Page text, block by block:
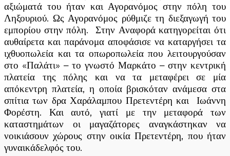
αξιώματά του ήταν και Αγορανόμος στην πόλη του
Ληξουριού. Ως Αγορανόμος ρύθμιζε τη διεξαγωγή του
εμπορίου στην πόλη. Στην Αναφορά κατηγορείται ότι
αυθαίρετα και παράνομα αποφάσισε να καταργήσει τα
ιχθυοπωλεία και τα οπωροπωλεία που λειτουργούσαν
στο «Παλάτι» – το γνωστό Μαρκάτο – στην κεντρική
πλατεία της πόλης και να τα μεταφέρει σε μία
απόκεντρη πλατεία, η οποία βρισκόταν ανάμεσα στα
σπίτια των δρα Χαράλαμπου Πρετεντέρη και Ιωάννη
Φορέστη. Και αυτό, γιατί με την μεταφορά των
καταστημάτων οι μαγαζάτορες αναγκάστηκαν να
νοικιάσουν χώρους στην οικία Πρετεντέρη, που ήταν
γυναικάδελφός του.